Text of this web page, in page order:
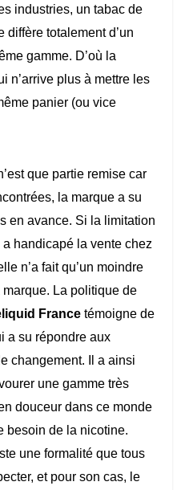
industries, un tabac de
diffère totalement d’un
gamme. D’où la
n’arrive plus à mettre les
panier (ou vice
que partie remise car
la marque a su
en avance. Si la limitation
handicapé la vente chez
n’a fait qu’un moindre
La politique de
France témoigne de
a su répondre aux
changement. Il a ainsi
une gamme très
douceur dans ce monde
besoin de la nicotine.
une formalité que tous
et pour son cas, le